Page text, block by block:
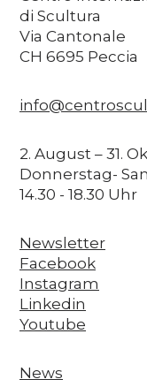
di Scultura
Via Cantonale
CH 6695 Peccia
2. August – 31.
Donnerstag-
14.30 - 18.30 Uhr
Newsletter
Facebook
Instagram
Linkedin
Youtube
News